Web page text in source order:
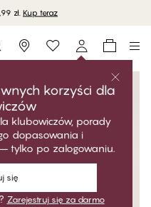
zł. Kup teraz
Storefinder
korzyści dla
klubowiczów, porady
dopasowania i
tylko po zalogowaniu.
się
Zarejestruj się za darmo